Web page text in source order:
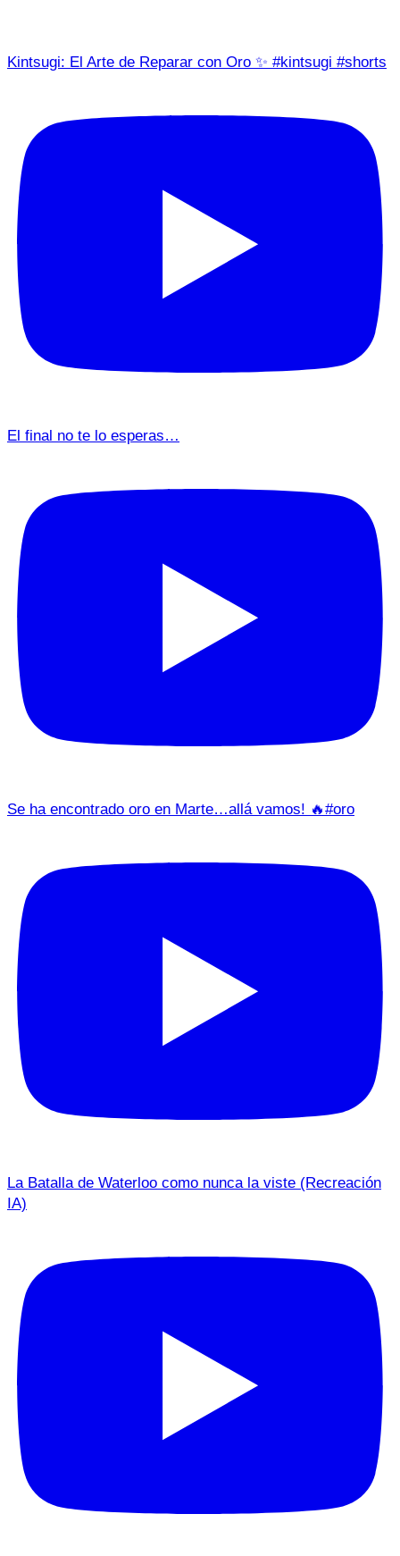
Kintsugi: El Arte de Reparar con Oro ✨ #kintsugi #shorts
El final no te lo esperas…
Se ha encontrado oro en Marte…allá vamos! 🔥#oro
La Batalla de Waterloo como nunca la viste (Recreación
IA)